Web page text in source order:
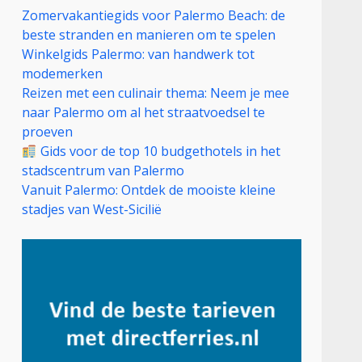
Zomervakantiegids voor Palermo Beach: de
beste stranden en manieren om te spelen
Winkelgids Palermo: van handwerk tot
modemerken
Reizen met een culinair thema: Neem je mee
naar Palermo om al het straatvoedsel te
proeven
Gids voor de top 10 budgethotels in het
stadscentrum van Palermo
Vanuit Palermo: Ontdek de mooiste kleine
stadjes van West-Sicilië